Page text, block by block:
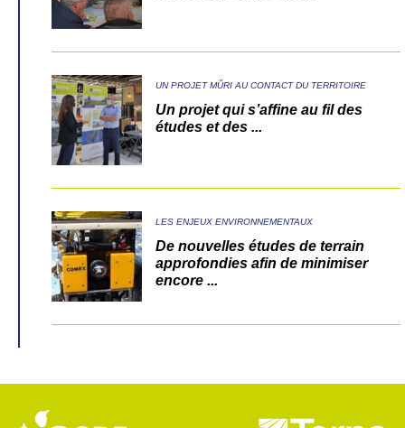
UN PROJET MÛRI AU CONTACT DU TERRITOIRE
Un projet qui s’affine au fil des
études et des ...
LES ENJEUX ENVIRONNEMENTAUX
De nouvelles études de terrain
approfondies afin de minimiser
encore ...